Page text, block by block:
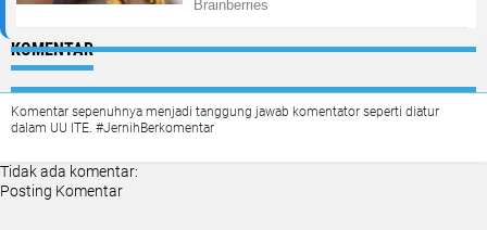
KOMENTAR
Komentar sepenuhnya menjadi tanggung jawab komentator seperti diatur
dalam UU ITE. #JernihBerkomentar
Tidak ada komentar:
Posting Komentar